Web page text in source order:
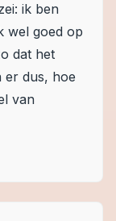
ik ben
wel goed op
dat het
er dus, hoe
van